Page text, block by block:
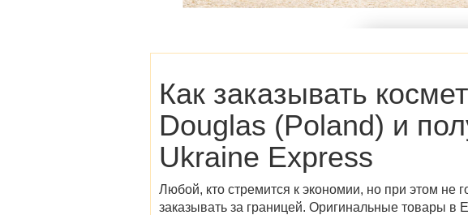
Как заказывать
Douglas (Poland) и
Ukraine Express
Любой, кто стремится к экономии, но при этом не
заказывать за границей. Оригинальные товары